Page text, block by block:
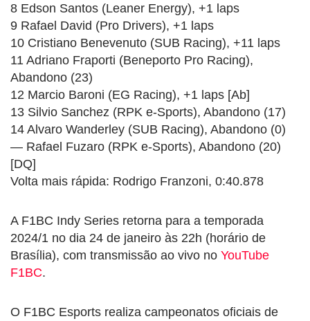
8 Edson Santos (Leaner Energy), +1 laps
9 Rafael David (Pro Drivers), +1 laps
10 Cristiano Benevenuto (SUB Racing), +11 laps
11 Adriano Fraporti (Beneporto Pro Racing),
Abandono (23)
12 Marcio Baroni (EG Racing), +1 laps [Ab]
13 Silvio Sanchez (RPK e-Sports), Abandono (17)
14 Alvaro Wanderley (SUB Racing), Abandono (0)
— Rafael Fuzaro (RPK e-Sports), Abandono (20)
[DQ]
Volta mais rápida: Rodrigo Franzoni, 0:40.878
A F1BC Indy Series retorna para a temporada
2024/1 no dia 24 de janeiro às 22h (horário de
Brasília), com transmissão ao vivo no YouTube
F1BC.
O F1BC Esports realiza campeonatos oficiais de